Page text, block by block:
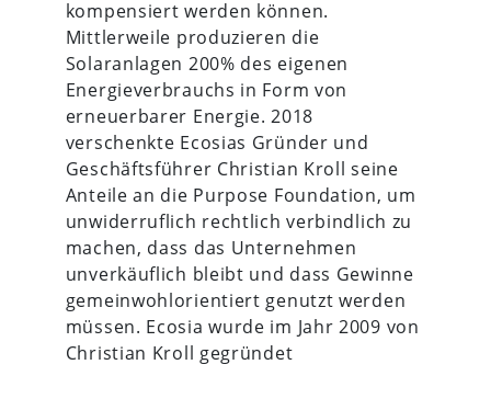
kompensiert werden können.
Mittlerweile produzieren die
Solaranlagen 200% des eigenen
Energieverbrauchs in Form von
erneuerbarer Energie. 2018
verschenkte Ecosias Gründer und
Geschäftsführer Christian Kroll seine
Anteile an die Purpose Foundation, um
unwiderruflich rechtlich verbindlich zu
machen, dass das Unternehmen
unverkäuflich bleibt und dass Gewinne
gemeinwohlorientiert genutzt werden
müssen. Ecosia wurde im Jahr 2009 von
Christian Kroll gegründet